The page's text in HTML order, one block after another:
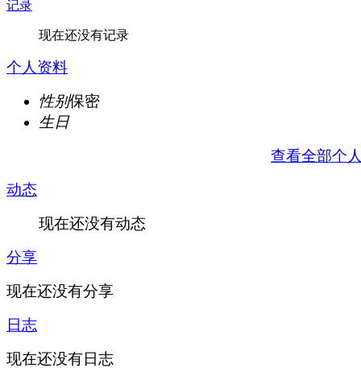
记录
现在还没有记录
个人资料
性别保密
生日
查看全部个
动态
现在还没有动态
分享
现在还没有分享
日志
现在还没有日志